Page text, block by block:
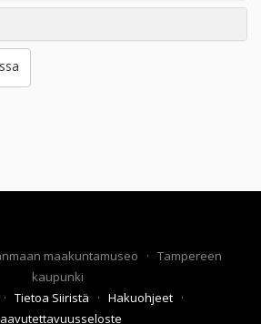
maakuntamuseo · Tampereen
kaupunki
· Tietoa Siiristä · Hakuohjeet ·